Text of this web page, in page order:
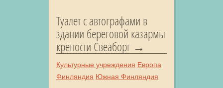
Туалет с автографами в
здании береговой казармы
крепости Свеаборг
Культурные учреждения Европа
Финляндия Южная Финляндия